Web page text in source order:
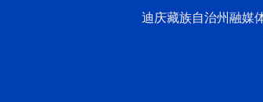
迪庆藏族自治州融媒